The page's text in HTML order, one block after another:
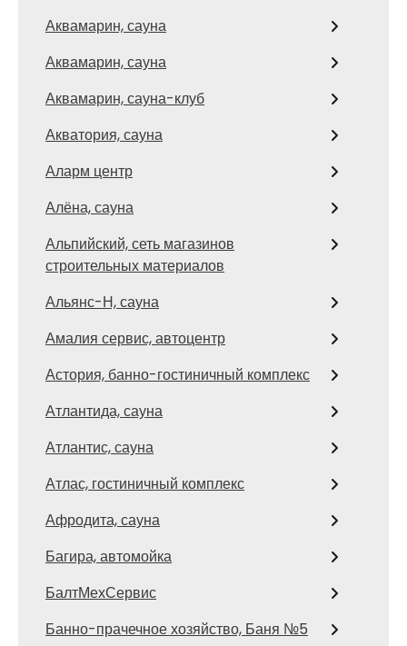
Аквамарин, сауна
Аквамарин, сауна
Аквамарин, сауна-клуб
Акватория, сауна
Аларм центр
Алёна, сауна
Альпийский, сеть магазинов
строительных материалов
Альянс-Н, сауна
Амалия сервис, автоцентр
Астория, банно-гостиничный комплекс
Атлантида, сауна
Атлантис, сауна
Атлас, гостиничный комплекс
Афродита, сауна
Багира, автомойка
БалтМехСервис
Банно-прачечное хозяйство, Баня №5